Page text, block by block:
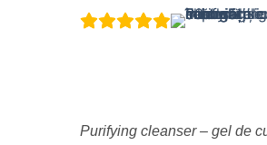
Purifying cleanser – gel de